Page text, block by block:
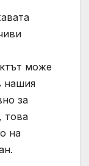
може
нашия
за
това
на